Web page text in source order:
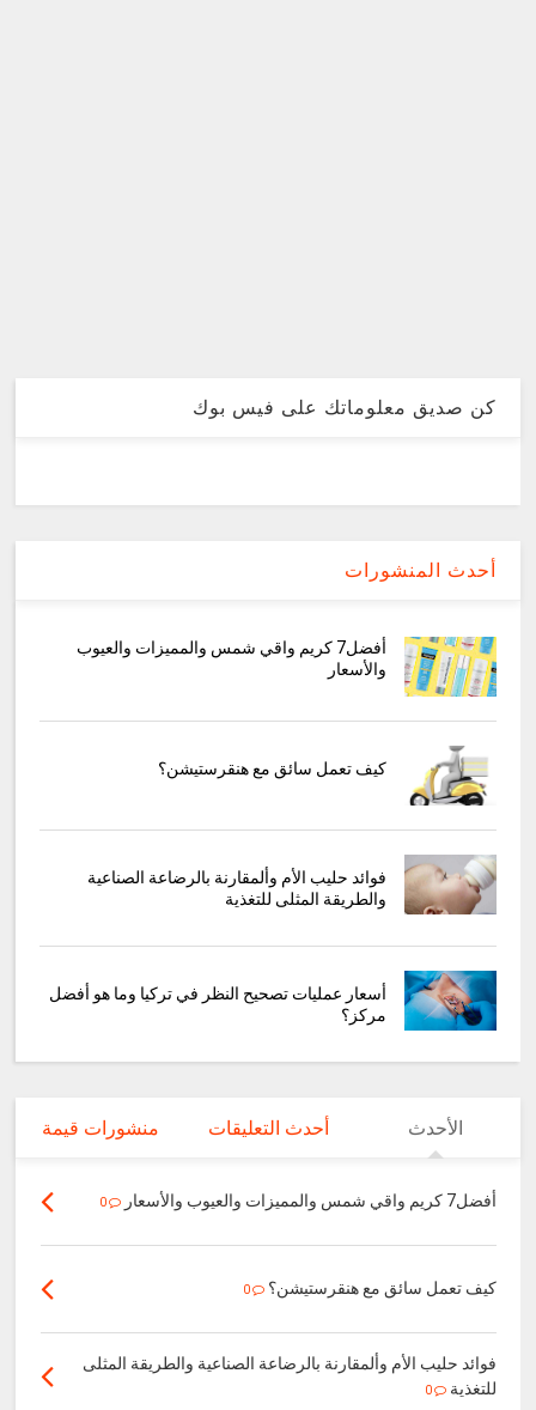
كن صديق معلوماتك على فيس بوك
أحدث المنشورات
أفضل7 كريم واقي شمس والمميزات والعيوب
والأسعار
كيف تعمل سائق مع هنقرستيشن؟
فوائد حليب الأم وألمقارنة بالرضاعة الصناعية
والطريقة المثلى للتغذية
أسعار عمليات تصحيح النظر في تركيا وما هو أفضل
مركز؟
الأحدث أحدث التعليقات منشورات قيمة
أفضل7 كريم واقي شمس والمميزات والعيوب والأسعار 0
كيف تعمل سائق مع هنقرستيشن؟ 0
فوائد حليب الأم وألمقارنة بالرضاعة الصناعية والطريقة المثلى
للتغذية
0